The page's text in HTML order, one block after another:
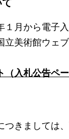
月から電子
美術館ウェ
入札公告ペー
きましては